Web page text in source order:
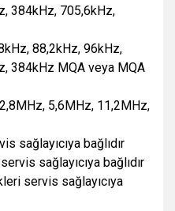
384kHz, 705,6kHz,
88,2kHz, 96kHz,
384kHz MQA veya MQA
5,6MHz, 11,2MHz,
sağlayıcıya bağlıdır
sağlayıcıya bağlıdır
servis sağlayıcıya